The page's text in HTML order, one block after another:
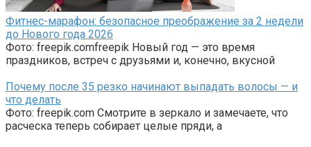
Фитнес-марафон: безопасное преображение за 2 недели
до Нового года 2026
Фото: freepik.comfreepik Новый год — это время
праздников, встреч с друзьями и, конечно, вкусной
Почему после 35 резко начинают выпадать волосы — и
что делать
Фото: freepik.com Смотрите в зеркало и замечаете, что
расческа теперь собирает целые пряди, а